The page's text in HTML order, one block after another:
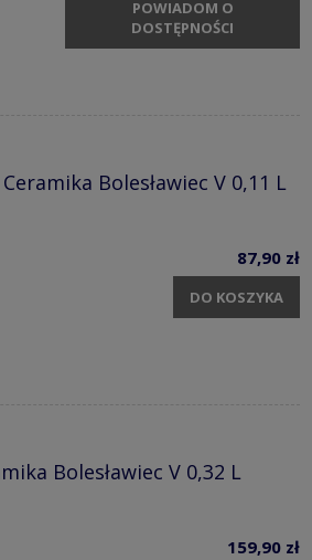
POWIADOM O
DOSTĘPNOŚCI
Bolesławiec V 0,11 L
87,90 zł
DO KOSZYKA
Bolesławiec V 0,32 L
159,90 zł